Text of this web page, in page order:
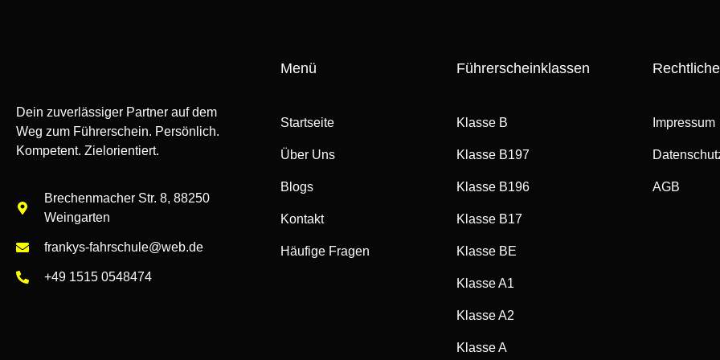
Dein zuverlässiger Partner auf dem
Weg zum Führerschein. Persönlich.
Kompetent. Zielorientiert.
Brechenmacher Str. 8, 88250
Weingarten
frankys-fahrschule@web.de
+49 1515 0548474
Menü
Startseite
Über Uns
Blogs
Kontakt
Häufige Fragen
Führerscheinklassen
Klasse B
Klasse B197
Klasse B196
Klasse B17
Klasse BE
Klasse A1
Klasse A2
Klasse A
Impressum
AGB